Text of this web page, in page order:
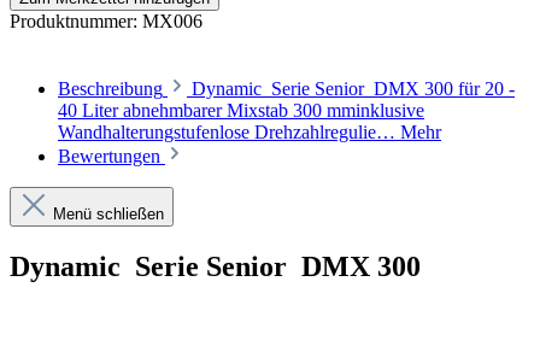
Produktnummer: MX006
Beschreibung
Dynamic Serie Senior DMX 300 für 20 -
40 Liter abnehmbarer Mixstab 300 mminklusive
Wandhalterungstufenlose Drehzahlregulie… Mehr
Bewertungen
Menü schließen
Dynamic Serie Senior DMX 300